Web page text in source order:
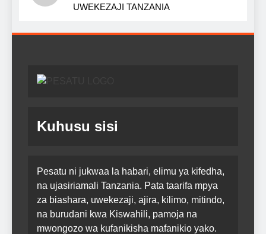
UWEKEZAJI TANZANIA
Kuhusu sisi
Pesatu ni jukwaa la habari, elimu ya kifedha,
na ujasiriamali Tanzania. Pata taarifa mpya
za biashara, uwekezaji, ajira, kilimo, mitindo,
na burudani kwa Kiswahili, pamoja na
mwongozo wa kufanikisha mafanikio yako.